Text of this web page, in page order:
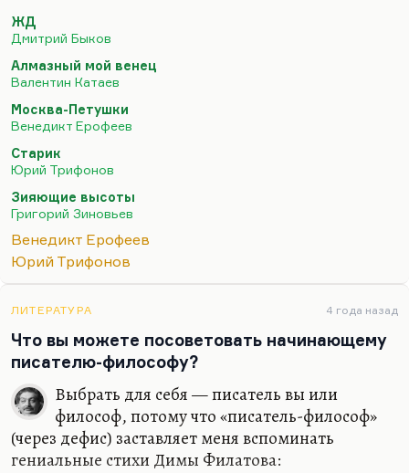
рассчитана на умного читателя. Тоже
маргинального, зрелого, даже несколько
перезревшего, такой перезревший социализм.
душевное с тонким сложным человеком, который
опознаёт большую часть цитат в «Алмазном моём
венце» и все цитаты у Ерофеева, который привык
к гротескному мышлению, к преувеличению,
которого тошнит от скучного реализма.…
ЖД
Дмитрий Быков
Алмазный мой венец
Валентин Катаев
Москва-Петушки
Венедикт Ерофеев
Старик
Юрий Трифонов
Зияющие высоты
Григорий Зиновьев
Венедикт Ерофеев
Юрий Трифонов
ЛИТЕРАТУРА 4 года назад
Что вы можете посоветовать начинающему
писателю-философу?
Выбрать для себя — писатель вы или
философ, потому что «писатель-философ»
(через дефис) заставляет меня вспоминать
гениальные стихи Димы Филатова: